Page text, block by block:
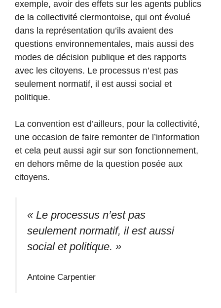
exemple, avoir des effets sur les agents publics
de la collectivité clermontoise, qui ont évolué
dans la représentation qu’ils avaient des
questions environnementales, mais aussi des
modes de décision publique et des rapports
avec les citoyens. Le processus n’est pas
seulement normatif, il est aussi social et
politique.
La convention est d’ailleurs, pour la collectivité,
une occasion de faire remonter de l’information
et cela peut aussi agir sur son fonctionnement,
en dehors même de la question posée aux
citoyens.
« Le processus n’est pas
seulement normatif, il est aussi
social et politique. »
Antoine Carpentier